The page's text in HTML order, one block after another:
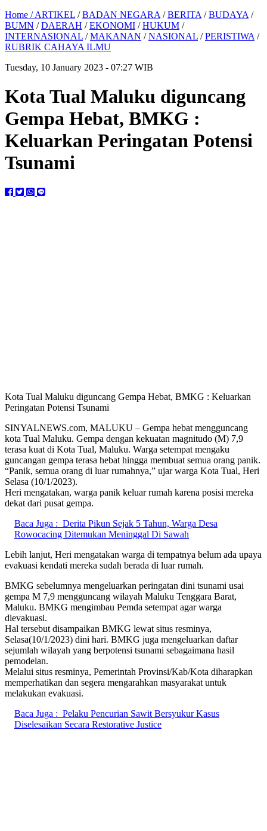
Home /ARTIKEL /BADAN NEGARA /BERITA /BUDAYA /
BUMN /DAERAH /EKONOMI /HUKUM /
INTERNASIONAL /MAKANAN /NASIONAL /PERISTIWA /
RUBRIK CAHAYA ILMU
Tuesday, 10 January 2023 - 07:27 WIB
Kota Tual Maluku diguncang
Gempa Hebat, BMKG :
Keluarkan Peringatan Potensi
Tsunami
Kota Tual Maluku diguncang Gempa Hebat, BMKG : Keluarkan
Peringatan Potensi Tsunami
SINYALNEWS.com, MALUKU – Gempa hebat mengguncang
kota Tual Maluku. Gempa dengan kekuatan magnitudo (M) 7,9
terasa kuat di Kota Tual, Maluku. Warga setempat mengaku
guncangan gempa terasa hebat hingga membuat semua orang panik.
“Panik, semua orang di luar rumahnya,” ujar warga Kota Tual, Heri
Selasa (10/1/2023).
Heri mengatakan, warga panik keluar rumah karena posisi mereka
dekat dari pusat gempa.
Baca Juga : Derita Pikun Sejak 5 Tahun, Warga Desa
Rowocacing Ditemukan Meninggal Di Sawah
Lebih lanjut, Heri mengatakan warga di tempatnya belum ada upaya
evakuasi kendati mereka sudah berada di luar rumah.
BMKG sebelumnya mengeluarkan peringatan dini tsunami usai
gempa M 7,9 mengguncang wilayah Maluku Tenggara Barat,
Maluku. BMKG mengimbau Pemda setempat agar warga
dievakuasi.
Hal tersebut disampaikan BMKG lewat situs resminya,
Selasa(10/1/2023) dini hari. BMKG juga mengeluarkan daftar
sejumlah wilayah yang berpotensi tsunami sebagaimana hasil
pemodelan.
Melalui situs resminya, Pemerintah Provinsi/Kab/Kota diharapkan
memperhatikan dan segera mengarahkan masyarakat untuk
melakukan evakuasi.
Baca Juga : Pelaku Pencurian Sawit Bersyukur Kasus
Diselesaikan Secara Restorative Justice